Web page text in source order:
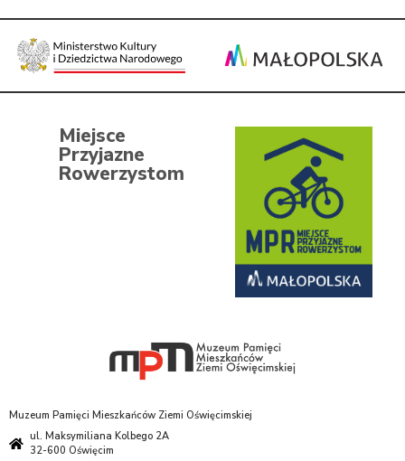
Miejsce
Przyjazne
Rowerzystom
Muzeum Pamięci Mieszkańców Ziemi Oświęcimskiej
ul. Maksymiliana Kolbego 2A
32-600 Oświęcim